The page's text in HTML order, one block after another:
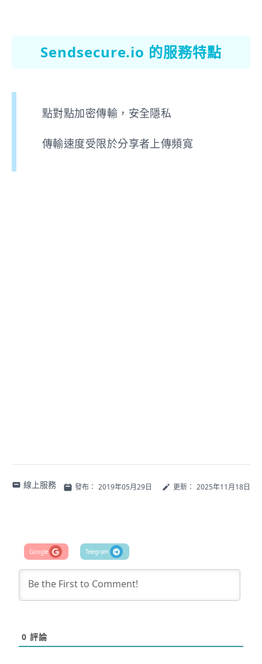
Sendsecure.io 的服務特點
點對點加密傳輸，安全隱私
傳輸速度受限於分享者上傳頻寬
線上服務 發布： 2019年05月29日 更新： 2025年11月18日
0 評論